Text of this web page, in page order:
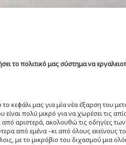
το πολιτικό μας σύστημα να
κεφάλι μας για μία νέα έξαρση του
πολύ μικρό για να χωρέσει τις
αριστερά, ακολουθώ τις οδηγίες
από εμένα –κι από όλους εκείνους
με το μικρόβιο του διχασμού μια